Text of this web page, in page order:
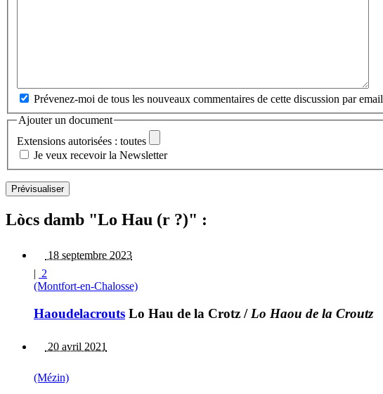
Prévenez-moi de tous les nouveaux commentaires de cette discussion par email
Ajouter un document
Extensions autorisées : toutes
Je veux recevoir la Newsletter
Lòcs damb "Lo Hau (r ?)" :
18 septembre 2023
| 2
(Montfort-en-Chalosse)
Haoudelacrouts Lo Hau de la Crotz / Lo Haou de la Croutz
20 avril 2021
(Mézin)